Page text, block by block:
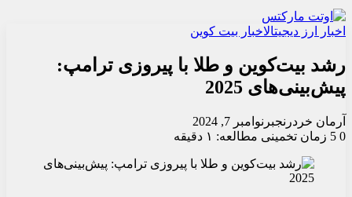
اخبار ارز دیجیتالاخبار بیت کوین
رشد بیت‌کوین و طلا با پیروزی ترامپ:
پیش‌بینی‌های 2025
آرمان خردرنجبر نوامبر 7, 2024
0
زمان تخمینی مطالعه: ۱ دقیقه